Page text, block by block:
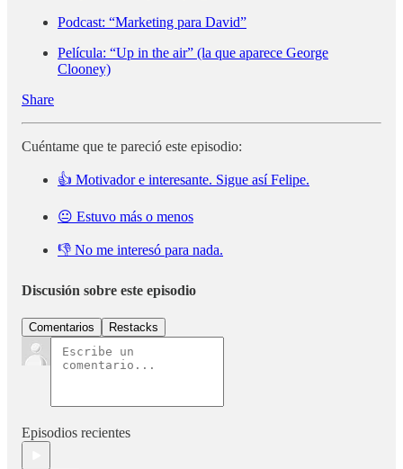
Podcast: “Marketing para David”
Película: “Up in the air” (la que aparece George
Clooney)
Share
Cuéntame que te pareció este episodio:
👍 Motivador e interesante. Sigue así Felipe.
😐 Estuvo más o menos
👎 No me interesó para nada.
Discusión sobre este episodio
Comentarios Restacks
Episodios recientes